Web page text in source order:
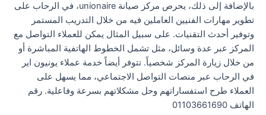
بالإضافة إلى ذلك، يحرص مركز صيانة unionaire، في الرحاب على
تطوير مهارات الفنيين العاملين فيه من خلال التدريب المستمر
وتوفير أحدث التقنيات. على سبيل المثال يمكن للعملاء التواصل مع
المركز عبر عدة وسائل، مثل تشمل الخطوط الهاتفية المباشرة أو
من خلال زيارة المركز شخصياً. تتوفر أيضاً خدمة عملاء يونيون اير
في الرحاب عبر منصات التواصل الاجتماعي، مما يسهل على
العملاء طرح استفساراتهم وحل مشكلاتهم بسرعة وفاعلية. رقم
الهاتف 01103661690